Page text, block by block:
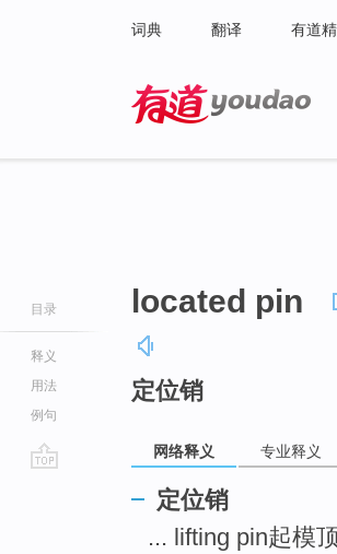
词典 翻译 有道
目录
释义
用法
例句
located pin
定位销
网络释义 专业释义
定位销
... lifting pin起模